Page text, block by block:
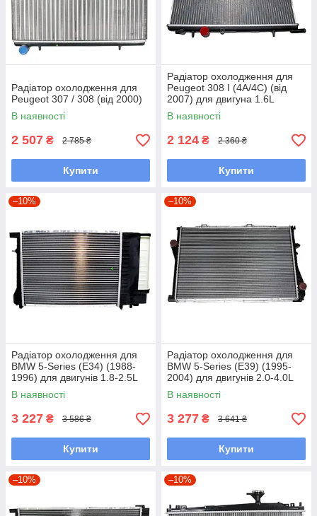
Радіатор охолодження для
Peugeot 307 / 308 (від 2000)
В наявності
2 507 ₴ 2 785 ₴
Купити
Радіатор охолодження для
Peugeot 308 I (4A/4C) (від
2007) для двигуна 1.6L
В наявності
2 124 ₴ 2 360 ₴
Купити
–10%
Радіатор охолодження для
BMW 5-Series (E34) (1988-
1996) для двигунів 1.8-2.5L
В наявності
3 227 ₴ 3 586 ₴
Купити
–10%
Радіатор охолодження для
BMW 5-Series (E39) (1995-
2004) для двигунів 2.0-4.0L
В наявності
3 277 ₴ 3 641 ₴
Купити
–10% –10%